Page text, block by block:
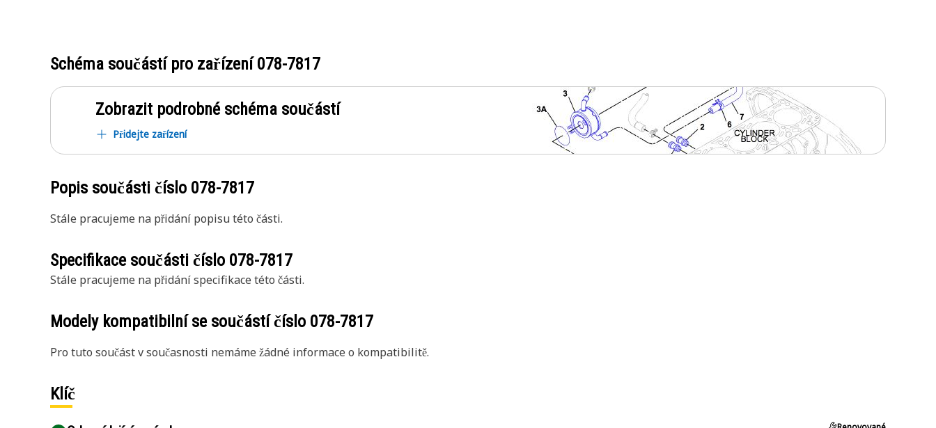
Schéma součástí pro zařízení078-7817
Zobrazit podrobné schéma součástí
Přidejte zařízení
Popis součásti číslo 078-7817
Stále pracujeme na přidání popisu této části.
Specifikace součásti číslo 078-7817
Stále pracujeme na přidání specifikace této části.
Modely kompatibilní se součástí číslo 078-7817
Pro tuto součást v současnosti nemáme žádné informace o kompatibilitě.
Klíč